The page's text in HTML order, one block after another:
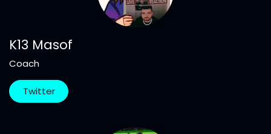
K13 Masof
Coach
Twitter